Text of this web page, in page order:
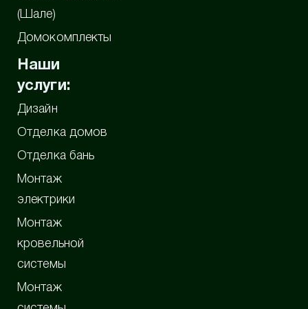
(Шале)
Домокомплекты
Наши
услуги:
Дизайн
Отделка домов
Отделка бань
Монтаж
электрики
Монтаж
кровельной
системы
Монтаж